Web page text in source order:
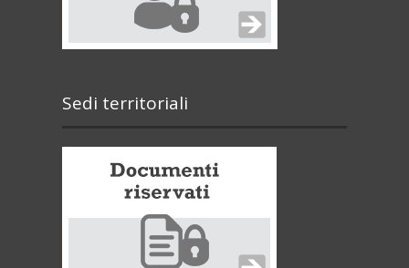
Sedi territoriali